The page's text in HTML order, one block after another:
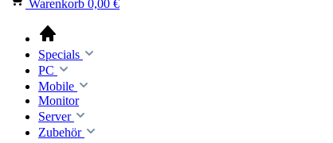
Warenkorb 0,00 €
Specials
PC
Mobile
Monitor
Server
Zubehör